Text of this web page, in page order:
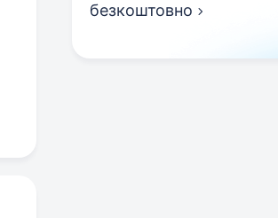
безкоштовно